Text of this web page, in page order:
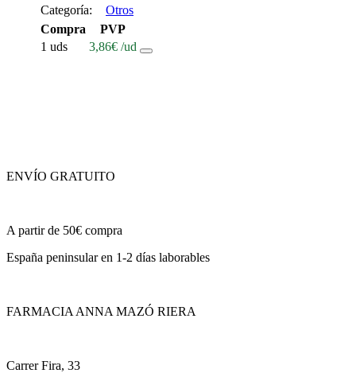
Categoría:
Otros
Compra
PVP
1 uds
3,86€ /ud
ENVÍO GRATUITO
A partir de 50€ compra
España peninsular en 1-2 días laborables
FARMACIA ANNA MAZÓ RIERA
Carrer Fira, 33